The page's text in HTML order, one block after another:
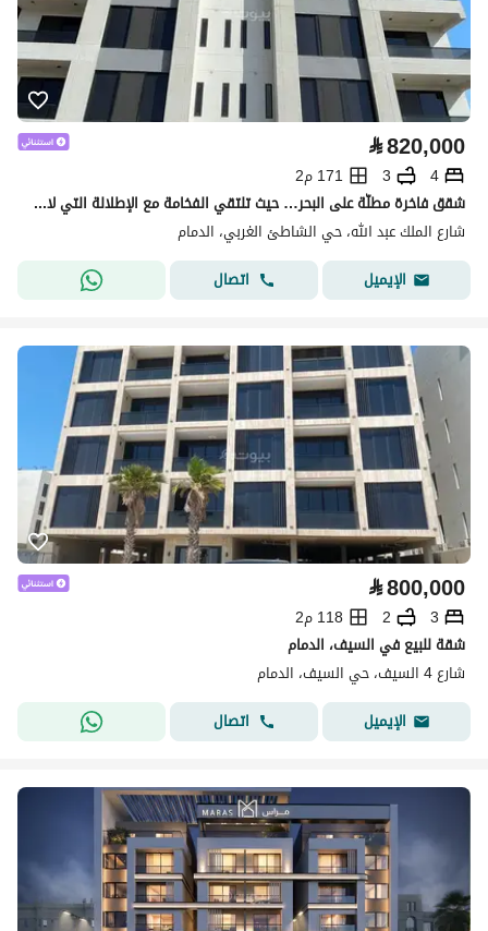
⃁820,000
4
3
171 م2
شقق فاخرة مطلّة على البحر… حيث تلتقي الفخامة مع الإطلالة التي لا تُمل
شارع الملك عبد الله، حي الشاطئ الغربي، الدمام
الإيميل
اتصال
⃁800,000
3
2
118 م2
شقة للبيع في السيف، الدمام
شارع 4 السيف، حي السيف، الدمام
الإيميل
اتصال